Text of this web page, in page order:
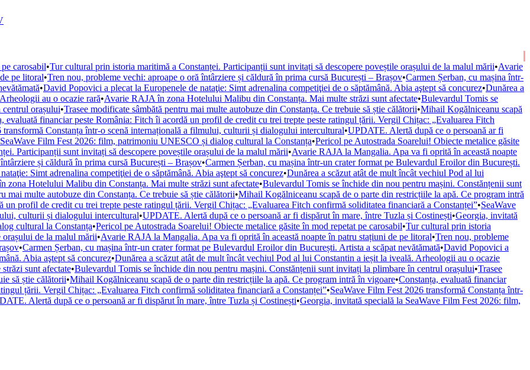
carosabil•Tur cultural prin istoria maritimă a Constanței. Participanții sunt invitați să descopere poveștile orașului de la malul mării•Avarie
pe litoral•Tren nou, probleme vechi: aproape o oră întârziere și căldură în prima cursă București – Brașov•Carmen Șerban, cu mașina într-
•David Popovici a plecat la Europenele de nataţie: Simt adrenalina competiţiei de o săptămână. Abia aştept să concurez•Dunărea a
au o ocazie rară•Avarie RAJA în zona Hotelului Malibu din Constanța. Mai multe străzi sunt afectate•Bulevardul Tomis se
orașului•Trasee modificate sâmbătă pentru mai multe autobuze din Constanța. Ce trebuie să știe călătorii•Mihail Kogălniceanu scapă
evaluată financiar peste România: Fitch îi acordă un profil de credit cu trei trepte peste ratingul țării. Vergil Chițac: „Evaluarea Fitch
transformă Constanța într-o scenă internațională a filmului, culturii și dialogului intercultural•UPDATE. Alertă după ce o persoană ar fi
Film Fest 2026: film, patrimoniu UNESCO și dialog cultural la Constanța•Pericol pe Autostrada Soarelui! Obiecte metalice găsite
Participanții sunt invitați să descopere poveștile orașului de la malul mării•Avarie RAJA la Mangalia. Apa va fi oprită în această noapte
și căldură în prima cursă București – Brașov•Carmen Șerban, cu mașina într-un crater format pe Bulevardul Eroilor din București.
Simt adrenalina competiţiei de o săptămână. Abia aştept să concurez•Dunărea a scăzut atât de mult încât vechiul Pod al lui
zona Hotelului Malibu din Constanța. Mai multe străzi sunt afectate•Bulevardul Tomis se închide din nou pentru mașini. Constănțenii sunt
mai multe autobuze din Constanța. Ce trebuie să știe călătorii•Mihail Kogălniceanu scapă de o parte din restricțiile la apă. Ce program intră
un profil de credit cu trei trepte peste ratingul țării. Vergil Chițac: „Evaluarea Fitch confirmă soliditatea financiară a Constanței”•SeaWave
culturii și dialogului intercultural•UPDATE. Alertă după ce o persoană ar fi dispărut în mare, între Tuzla și Costinești•Georgia, invitată
cultural la Constanța•Pericol pe Autostrada Soarelui! Obiecte metalice găsite în mod repetat pe carosabil•Tur cultural prin istoria
orașului de la malul mării•Avarie RAJA la Mangalia. Apa va fi oprită în această noapte în patru stațiuni de pe litoral•Tren nou, probleme
•Carmen Șerban, cu mașina într-un crater format pe Bulevardul Eroilor din București. Artista a scăpat nevătămată•David Popovici a
Abia aştept să concurez•Dunărea a scăzut atât de mult încât vechiul Pod al lui Constantin a ieșit la iveală. Arheologii au o ocazie
sunt afectate•Bulevardul Tomis se închide din nou pentru mașini. Constănțenii sunt invitați la plimbare în centrul orașului•Trasee
să știe călătorii•Mihail Kogălniceanu scapă de o parte din restricțiile la apă. Ce program intră în vigoare•Constanța, evaluată financiar
țării. Vergil Chițac: „Evaluarea Fitch confirmă soliditatea financiară a Constanței”•SeaWave Film Fest 2026 transformă Constanța într-
Alertă după ce o persoană ar fi dispărut în mare, între Tuzla și Costinești•Georgia, invitată specială la SeaWave Film Fest 2026: film,